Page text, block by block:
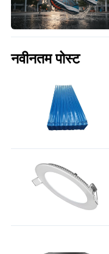
नवीनतम पोस्ट